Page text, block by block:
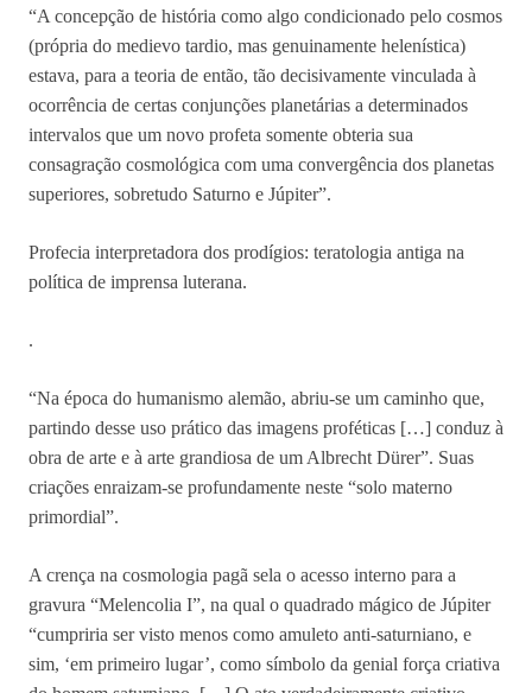
“A concepção de história como algo condicionado pelo cosmos
(própria do medievo tardio, mas genuinamente helenística)
estava, para a teoria de então, tão decisivamente vinculada à
ocorrência de certas conjunções planetárias a determinados
intervalos que um novo profeta somente obteria sua
consagração cosmológica com uma convergência dos planetas
superiores, sobretudo Saturno e Júpiter”.
Profecia interpretadora dos prodígios: teratologia antiga na
política de imprensa luterana.
.
“Na época do humanismo alemão, abriu-se um caminho que,
partindo desse uso prático das imagens proféticas […] conduz à
obra de arte e à arte grandiosa de um Albrecht Dürer”. Suas
criações enraizam-se profundamente neste “solo materno
primordial”.
A crença na cosmologia pagã sela o acesso interno para a
gravura “Melencolia I”, na qual o quadrado mágico de Júpiter
“cumpriria ser visto menos como amuleto anti-saturniano, e
sim, ‘em primeiro lugar’, como símbolo da genial força criativa